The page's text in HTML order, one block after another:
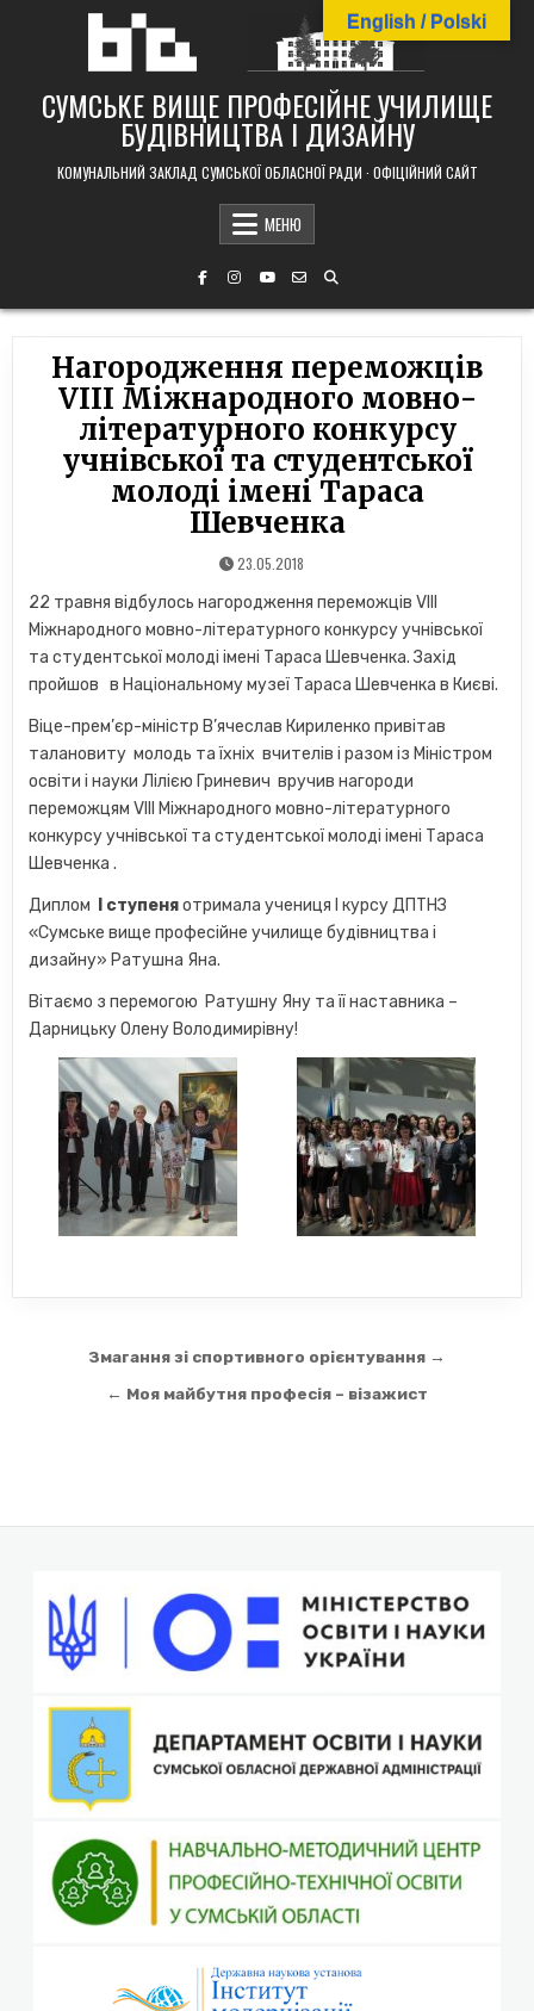
СУМСЬКЕ ВИЩЕ ПРОФЕСІЙНЕ УЧИЛИЩЕ
БУДІВНИЦТВА І ДИЗАЙНУ
КОМУНАЛЬНИЙ ЗАКЛАД СУМСЬКОЇ ОБЛАСНОЇ РАДИ · ОФІЦІЙНИЙ САЙТ
МЕНЮ
Нагородження переможців
VIII Міжнародного мовно-
літературного конкурсу
учнівської та студентської
молоді імені Тараса
Шевченка
23.05.2018
22 травня відбулось нагородження переможців VIII
Міжнародного мовно-літературного конкурсу учнівської
та студентської молоді імені Тараса Шевченка. Захід
пройшов в Національному музеї Тараса Шевченка в Києві.
Віце-прем’єр-міністр В’ячеслав Кириленко привітав
талановиту молодь та їхніх вчителів і разом із Міністром
освіти і науки Лілією Гриневич вручив нагороди
переможцям VIII Міжнародного мовно-літературного
конкурсу учнівської та студентської молоді імені Тараса
Шевченка .
Диплом ступеняотримала учениця І курсу ДПТНЗ
«Сумське вище професійне училище будівництва і
дизайну» Ратушна Яна.
Вітаємо з перемогою Ратушну Яну та її наставника –
Дарницьку Олену Володимирівну!
Навігація
записів
Змагання зі спортивного орієнтування →
← Моя майбутня професія – візажист
English / Polski